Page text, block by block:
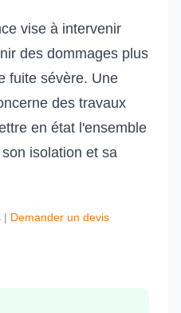
vise à intervenir
des dommages plus
fuite sévère. Une
des travaux
en état l'ensemble
isolation et sa
| Demander un devis